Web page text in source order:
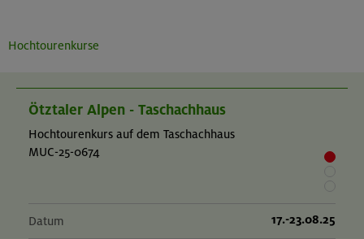
Hochtourenkurse
Ötztaler Alpen - Taschachhaus
Hochtourenkurs auf dem Taschachhaus
MUC-25-0674
Datum 17.-23.08.25